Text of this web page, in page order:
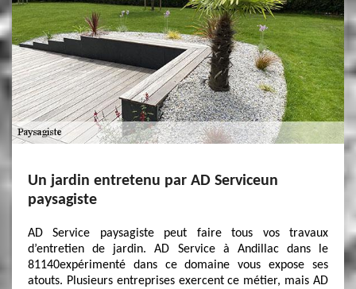
Un jardin entretenu par AD Serviceun
paysagiste
AD Service paysagiste peut faire tous vos travaux
d’entretien de jardin. AD Service à Andillac dans le
81140expérimenté dans ce domaine vous expose ses
atouts. Plusieurs entreprises exercent ce métier, mais AD